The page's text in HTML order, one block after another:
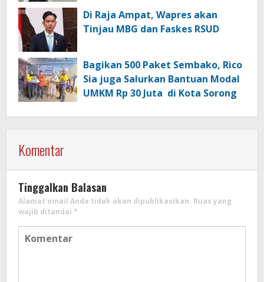
Di Raja Ampat, Wapres akan
Tinjau MBG dan Faskes RSUD
Bagikan 500 Paket Sembako, Rico
Sia juga Salurkan Bantuan Modal
UMKM Rp 30 Juta di Kota Sorong
Komentar
Tinggalkan Balasan
Alamat email Anda tidak akan dipublikasikan. Ruas yang
wajib ditandai *